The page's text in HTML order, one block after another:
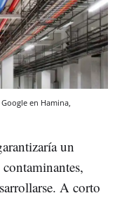
en Hamina,
un
A corto